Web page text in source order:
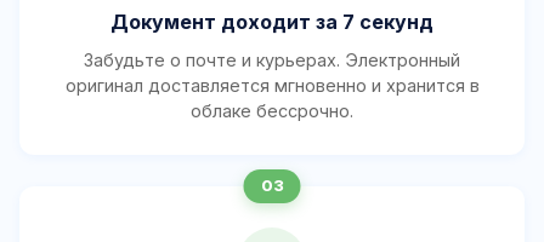
Документ доходит за 7 секунд
Забудьте о почте и курьерах. Электронный
оригинал доставляется мгновенно и хранится в
облаке бессрочно.